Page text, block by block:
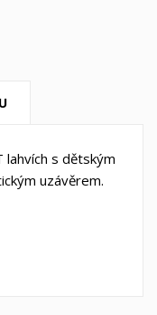
lahvích s dětským
uzávěrem.